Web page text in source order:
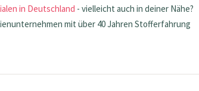
in Deutschland - vielleicht auch in deiner Nähe?
mit über 40 Jahren Stofferfahrung